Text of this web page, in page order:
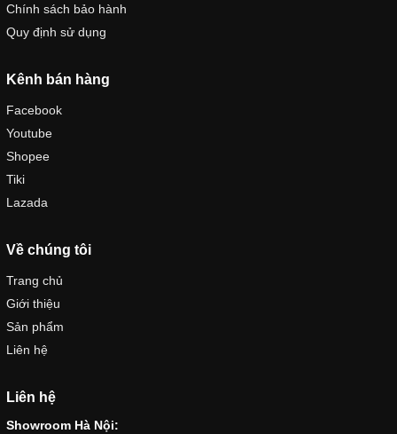
Chính sách bảo hành
Quy định sử dụng
Kênh bán hàng
Facebook
Youtube
Shopee
Tiki
Lazada
Về chúng tôi
Trang chủ
Giới thiệu
Sản phẩm
Liên hệ
Liên hệ
Showroom Hà Nội: